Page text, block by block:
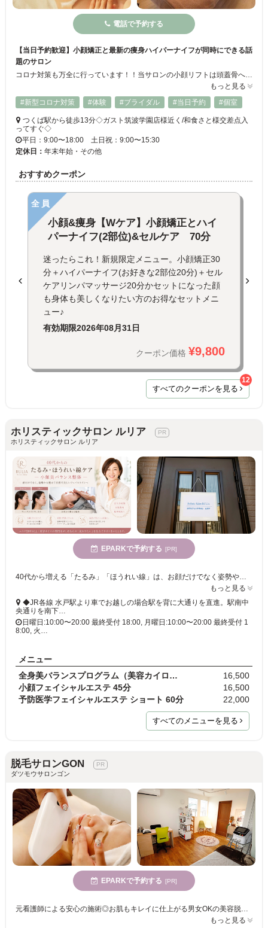
電話で予約する
【当日予約歓迎】小顔矯正と最新の痩身ハイパーナイフが同時にできる話
題のサロン
コロナ対策も万全に行っています！！当サロンの小顔リフトは頭蓋骨へのアプローチとリンパケアによるむくみ改善で目が大きく、あごがシャープに！小顔を叶えるだけじゃない肌の新陳代謝アップによる美白、美肌効果も期待できる驚きの小顔矯正。痩身メニューには、その効果がモデルやアスリートにも話題のハイパーナイフ！
もっと見る
#新型コロナ対策
#体験 #ブライダル #当日予約 #個室
つくば駅から徒歩13分◇ガスト筑波学園店様近く/和食さと様交差点入
ってすぐ◇
平日：9:00〜18:00 土日祝：9:00〜15:30
定休日： 年末年始・その他
おすすめクーポン
全員
小顔&痩身【Wケア】小顔矯正とハイ
パーナイフ(2部位)&セルケア 70分
迷ったらこれ！新規限定メニュー。小顔矯正30
分＋ハイパーナイフ(お好きな2部位20分)＋セル
ケアリンパマッサージ20分かセットになった顔
も身体も美しくなりたい方のお得なセットメニ
ュー♪
有効期限2026年08月31日
クーポン価格 ¥9,800
すべてのクーポンを見る
12
ホリスティックサロン ルリア
ホリスティックサロン ルリア
EPARKで予約する [PR]
40代から増える「たるみ」「ほうれい線」は、お顔だけでなく姿勢や骨格のバランスも大きく関係しています。RULIAでは小顔整体と美容カイロで全身から整え、自然な美しさを目指します。
もっと見る
◆JR各線 水戸駅より車でお越しの場合駅を背に大通りを直進。駅南中
央通りを南下…
日曜日:10:00〜20:00 最終受付 18:00, 月曜日:10:00〜20:00 最終受付 1
8:00, 火…
メニュー
全身美バランスプログラム（美容カイロ＋小顔ケア）
16,500
小顔フェイシャルエステ 45分
16,500
予防医学フェイシャルエステ ショート 60分
22,000
すべてのメニューを見る
脱毛サロンGON
ダツモウサロンゴン
EPARKで予約する [PR]
元看護師による安心の施術◎お肌もキレイに仕上がる男女OKの美容脱毛♪しっかり冷やして打つので低刺激☆ヒト幹細胞を使ったフェイシャルエステも充実♪
もっと見る